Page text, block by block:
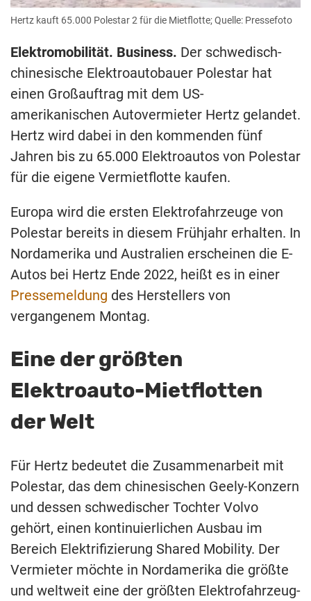
Hertz kauft 65.000 Polestar 2 für die Mietflotte; Quelle: Pressefoto
Elektromobilität. Business. Der schwedisch-
chinesische Elektroautobauer Polestar hat
einen Großauftrag mit dem US-
amerikanischen Autovermieter Hertz gelandet.
Hertz wird dabei in den kommenden fünf
Jahren bis zu 65.000 Elektroautos von Polestar
für die eigene Vermietflotte kaufen.
Europa wird die ersten Elektrofahrzeuge von
Polestar bereits in diesem Frühjahr erhalten. In
Nordamerika und Australien erscheinen die E-
Autos bei Hertz Ende 2022, heißt es in einer
Pressemeldung des Herstellers von
vergangenem Montag.
Eine der größten
Elektroauto-Mietflotten
der Welt
Für Hertz bedeutet die Zusammenarbeit mit
Polestar, das dem chinesischen Geely-Konzern
und dessen schwedischer Tochter Volvo
gehört, einen kontinuierlichen Ausbau im
Bereich Elektrifizierung Shared Mobility. Der
Vermieter möchte in Nordamerika die größte
und weltweit eine der größten Elektrofahrzeug-